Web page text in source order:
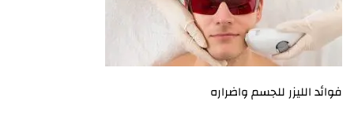
فوائد الليزر للجسم واضراره